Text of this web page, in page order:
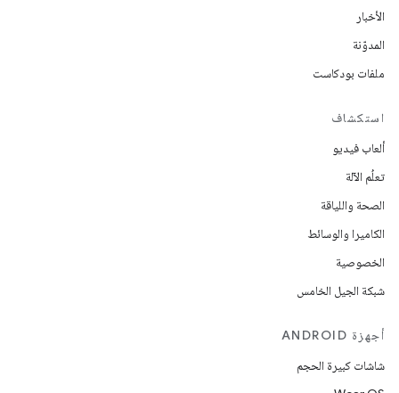
الأخبار
المدوّنة
ملفات بودكاست
استكشاف
ألعاب فيديو
تعلُم الآلة
الصحة واللياقة
الكاميرا والوسائط
الخصوصية
شبكة الجيل الخامس
أجهزة ANDROID
شاشات كبيرة الحجم